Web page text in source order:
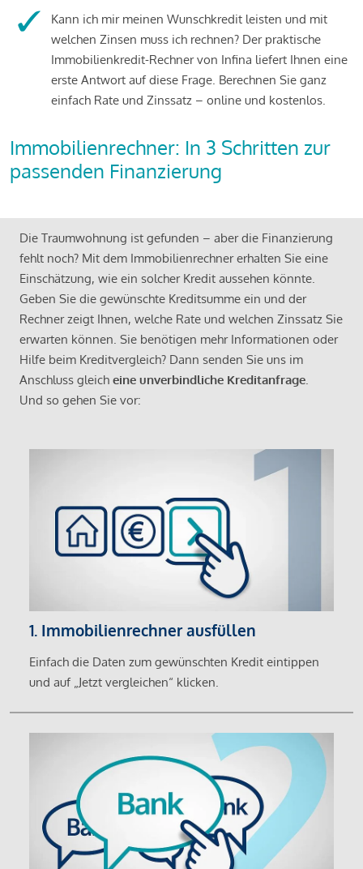
Kann ich mir meinen Wunschkredit leisten und mit
welchen Zinsen muss ich rechnen? Der praktische
Immobilienkredit-Rechner von Infina liefert Ihnen eine
erste Antwort auf diese Frage. Berechnen Sie ganz
einfach Rate und Zinssatz – online und kostenlos.
Immobilienrechner: In 3 Schritten zur
passenden Finanzierung
Die Traumwohnung ist gefunden – aber die Finanzierung
fehlt noch? Mit dem Immobilienrechner erhalten Sie eine
Einschätzung, wie ein solcher Kredit aussehen könnte.
Geben Sie die gewünschte Kreditsumme ein und der
Rechner zeigt Ihnen, welche Rate und welchen Zinssatz Sie
erwarten können. Sie benötigen mehr Informationen oder
Hilfe beim Kreditvergleich? Dann senden Sie uns im
Anschluss gleich eine unverbindliche Kreditanfrage.
Und so gehen Sie vor:
1. Immobilienrechner ausfüllen
Einfach die Daten zum gewünschten Kredit eintippen
und auf „Jetzt vergleichen“ klicken.